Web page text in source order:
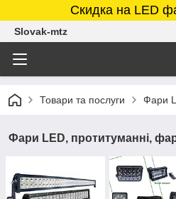
Скидка на LED
Slovak-mtz
Товари та послуги Фари
Фари LED, протитуманні,